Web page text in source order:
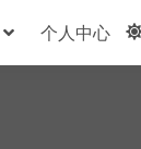
个人中心